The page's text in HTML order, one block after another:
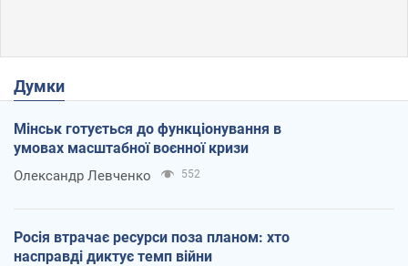
Думки
Мінськ готується до функціонування в
умовах масштабної воєнної кризи
Олександр Левченко 552
Росія втрачає ресурси поза планом: хто
насправді диктує темп війни